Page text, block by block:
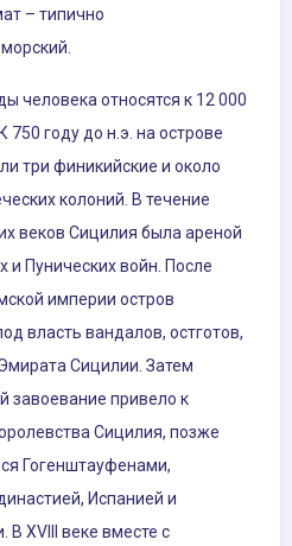
– типично
человека относятся к 12 000
750 году до н.э. на острове
три финикийские и около
колоний. В течение
веков Сицилия была ареной
и Пунических войн. После
империи остров
власть вандалов, остготов,
Сицилии. Затем
завоевание привело к
Сицилия, позже
Гогенштауфенами,
Испанией и
В XVIII веке вместе с